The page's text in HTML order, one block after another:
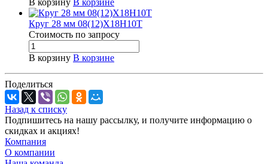
В корзину В корзине
Круг 28 мм 08(12)Х18Н10Т
Стоимость по запросу
В корзину В корзине
Поделиться
Назад к списку
Подпишитесь на нашу рассылку, и получите информацию о
скидках и акциях!
Компания
О компании